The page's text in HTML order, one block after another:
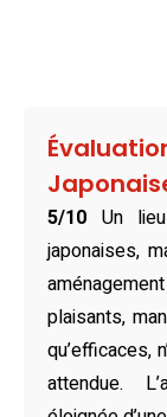
des
modernité.
garantissent
bains privées
paisible après
vert dans
prélude à une
Le restaurant
propose une
5/10 Un
japonaises,
plaisants,
qu’efficaces,
attendue.